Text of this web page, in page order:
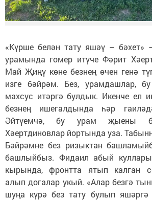
«Күрше белән тату яшәү –
урамында гомер итүче Фәрит
Май Җиңү көне безнең өчен генә
изге бәйрәм. Без, урамдашлар,
махсус итәргә булдык. Икенче ел
безнең ишегалдында һәр
Әйтүемчә, бу урам җыены
Хәертдиновлар йортында уза.
Бәйрәмне без ризыктан
башлыйбыз. Фидаил абый
кырында, фронтта ятып калган
алып догалар укый. «Алар безгә
шуңа күрә без тату булып